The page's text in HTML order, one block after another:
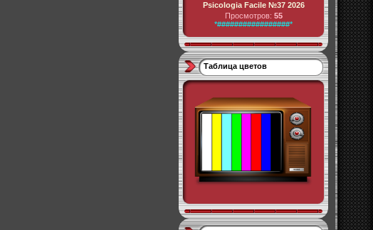
Psicologia Facile №37 2026
Просмотров: 55
*#################*
Таблица цветов